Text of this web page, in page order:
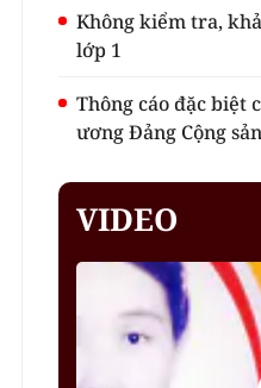
Không kiểm tra,
lớp 1
Thông cáo đặc biệt
ương Đảng Cộng
VIDEO